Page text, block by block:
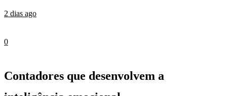
2 dias ago
0
Contadores que desenvolvem a